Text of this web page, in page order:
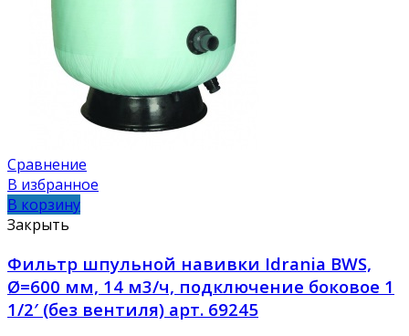
Сравнение
В избранное
В корзину
Закрыть
Фильтр шпульной навивки Idrania BWS,
Ø=600 мм, 14 м3/ч, подключение боковое 1
1/2′ (без вентиля) арт. 69245